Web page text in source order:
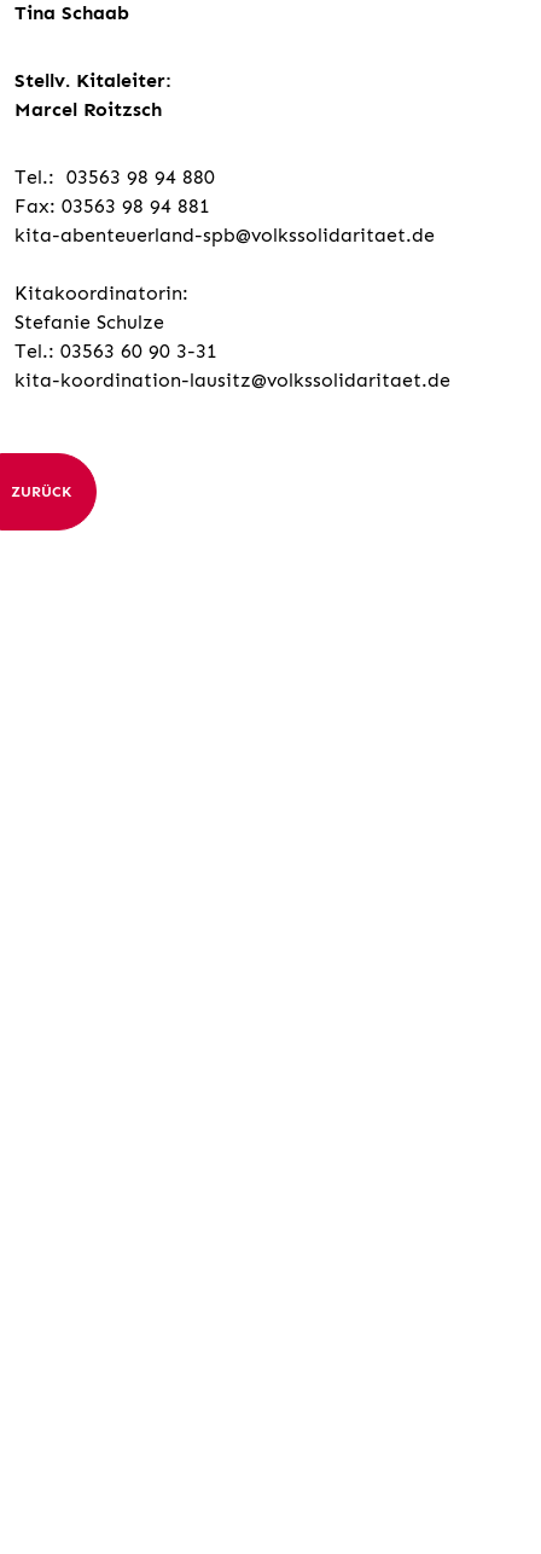
Tina Schaab
Stellv. Kitaleiter:
Marcel Roitzsch
Tel.: 03563 98 94 880
Fax: 03563 98 94 881
kita-abenteuerland-spb@volkssolidaritaet.de
Kitakoordinatorin:
Stefanie Schulze
Tel.: 03563 60 90 3-31
kita-koordination-lausitz@volkssolidaritaet.de
ZURÜCK